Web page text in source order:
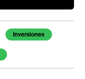
Inversiones